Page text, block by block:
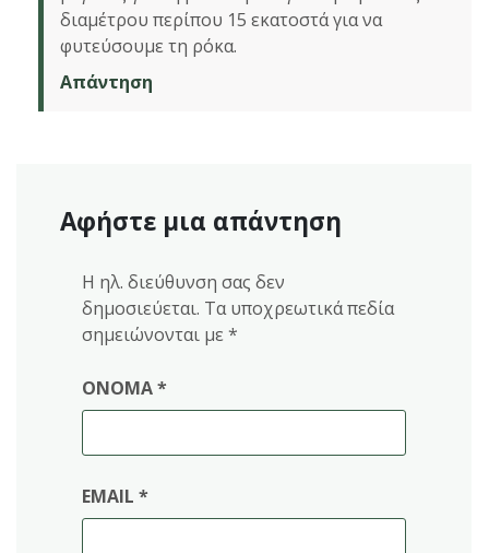
διαμέτρου περίπου 15 εκατοστά για να
φυτεύσουμε τη ρόκα.
Απάντηση
Αφήστε μια απάντηση
Η ηλ. διεύθυνση σας δεν
δημοσιεύεται. Τα υποχρεωτικά πεδία
σημειώνονται με *
ΌΝΟΜΑ*
EMAIL *